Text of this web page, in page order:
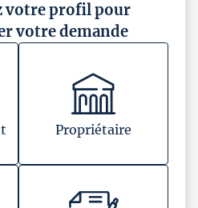
votre profil pour
votre demande
Propriétaire